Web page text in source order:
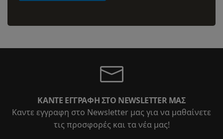
ΚΆΝΤΕ ΕΓΓΡΑΦΉ ΣΤΟ NEWSLETTER ΜΑΣ
Καντε εγγραφη στο Newsletter μας για να μαθαίνετε
τις προσφορές και τα νέα μας!